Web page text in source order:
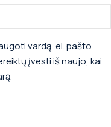
vardą, el. pašto
įvesti iš naujo, kai